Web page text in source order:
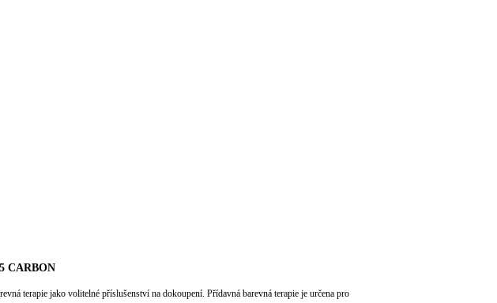
CARBON
terapie jako volitelné příslušenství na dokoupení. Přídavná barevná terapie je určena pro